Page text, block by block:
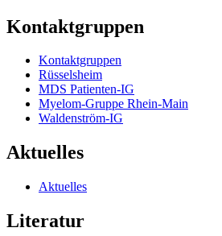
Kontaktgruppen
Kontaktgruppen
Rüsselsheim
MDS Patienten-IG
Myelom-Gruppe Rhein-Main
Waldenström-IG
Aktuelles
Aktuelles
Literatur